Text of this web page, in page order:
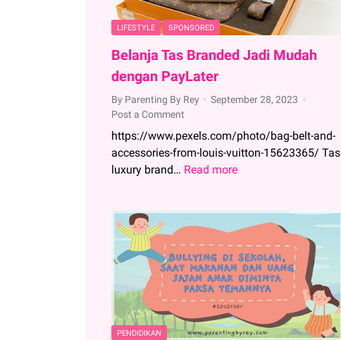
LIFESTYLE SPONSORED
Belanja Tas Branded Jadi Mudah
dengan PayLater
By Parenting By Rey
September 28, 2023
Post a Comment
https://www.pexels.com/photo/bag-belt-and-
accessories-from-louis-vuitton-15623365/ Tas
luxury brand… Read more
Jadi
dengan
PayLater
PENDIDIKAN